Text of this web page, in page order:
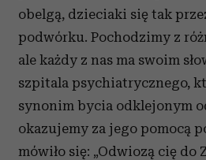
obelgą, dzieciaki się tak
podwórku. Pochodzimy z
ale każdy z nas ma swoim
szpitala psychiatrycznego,
synonim bycia odklejonym
okazujemy za jego pomocą
mówiło się: „Odwiozą cię do